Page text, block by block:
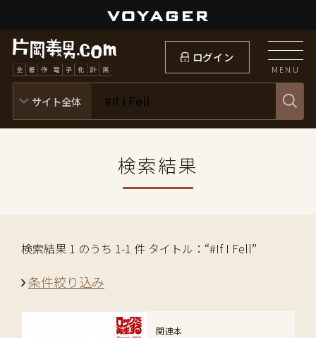
ログイン
MENU
検索結果
検索結果 1 のうち 1-1 件 タイトル：“#If I Fell”
条件絞り込み
関連本